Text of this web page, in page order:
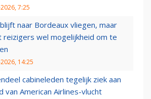
7:25
naar Bordeaux vliegen, maar
reizigers wel mogelijkheid om te
14:25
cabineleden tegelijk ziek aan
van American Airlines-vlucht